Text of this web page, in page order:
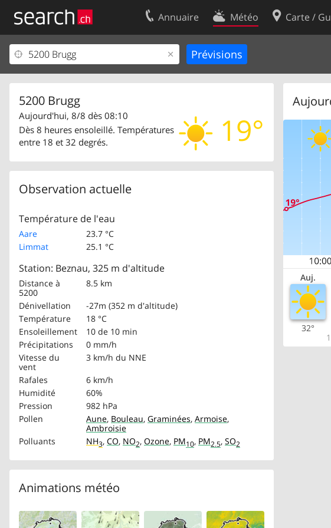
Annuaire Météo Carte /
5200 Brugg
19°
Aujourd'hui, 8/8 dès 08:10
Dès 8 heures ensoleillé. Températures
entre 18 et 32 degrés.
Observation actuelle
Température de l'eau
Aare
23.7 °C
Limmat
25.1 °C
Station: Beznau, 325 m d'altitude
Distance à
5200
8.5 km
Dénivellation
-27m (352 m d'altitude)
Température
18 °C
Ensoleillement
10 de 10 min
Précipitations
0 mm/h
Vitesse du
vent
3 km/h du NNE
Rafales
6 km/h
Humidité
60%
Pression
982 hPa
Pollen
Aune, Bouleau, Graminées, Armoise,
Ambroisie
Polluants
NH3, CO, NO2, Ozone, PM10, PM2.5, SO2
Animations météo
Auj.
32°
Votre inscription
Centre clients
Contact
Conditions d’utilisation